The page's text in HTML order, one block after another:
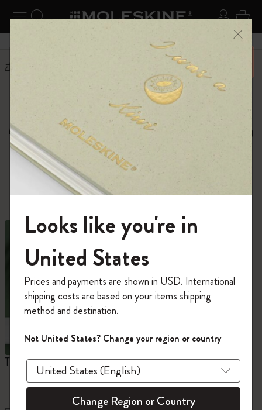
ナビゲーションの切替 ログ
検索 (キーワードなど) カ
6,500円以上のご購入で送料無料 メニ
ーを閉じる
ホーム
Moleskine Notebooks,
Journals and Cahiers
種類豊富なノートブックの中から、あなた
の才能を解き放つ1冊を。
The Original Notebook
ミニノートブックチャー
ム
モレスキンの世界へようこそ
「WELCOME10」を入力すると、初回注
文が10%オフ＋送料無料になります。セ
ール・アウトレット品は適用外。
Moleskineアカウントを作成して限定オフ
ァーや会員特典、さらに多くのインスピ
レーションを手に入れましょう。
今すぐ会員登録 !
Looks like you're in
United States
Prices and payments are shown in USD. International
shipping costs are based on your items shipping
method and destination.
Not United States? Change your region or country
Change Region or Country